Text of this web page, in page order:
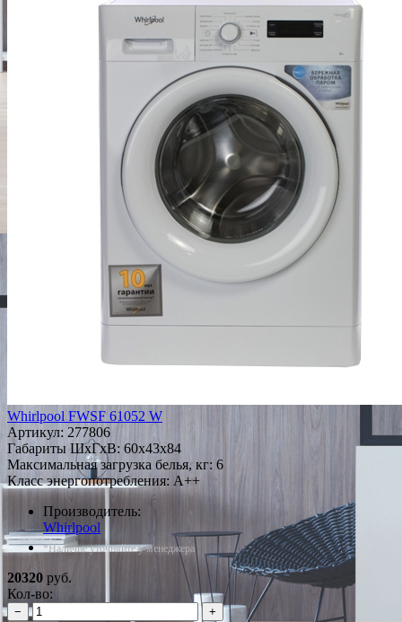
Whirlpool FWSF 61052 W
Артикул: 277806
Габариты ШxГxВ: 60x43x84
Максимальная загрузка белья, кг: 6
Класс энергопотребления: A++
Производитель:
Whirlpool
*Наличие уточняйте у менеджера
20320 руб.
Кол-во:
−
+